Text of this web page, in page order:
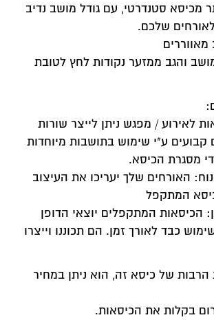
מכיסא סטנדרטי, עם גודל מושב נדיב
שלכם.
והגב ממזער נקודות לחץ לטובת
לאירוע / מפגש ניתן לייצר שורות
קבועים ע"י שימוש בתושבות מיוחדות
מסגרת הכיסא.
האורחים שלך יעריכו את העיצוב
המתקפל
הכיסאות המתקפלים יוצאי הדופן
כבד לאורך זמן. הם תכוננו וייצרו
הרבות של כיסא זה, הוא ניתן במחיר
בקלות את הכיסאות.